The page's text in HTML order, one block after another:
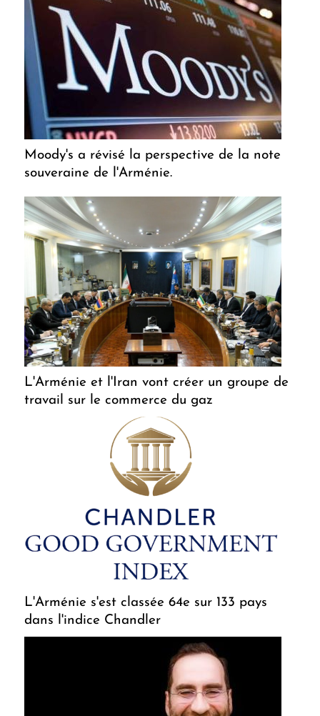
Moody's a révisé la perspective de la note
souveraine de l'Arménie.
L'Arménie et l'Iran vont créer un groupe de
travail sur le commerce du gaz
L'Arménie s'est classée 64e sur 133 pays
dans l'indice Chandler